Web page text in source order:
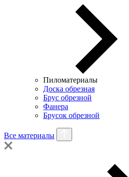
Пиломатериалы
Доска обрезная
Брус обрезной
Фанера
Брусок обрезной
Все материалы